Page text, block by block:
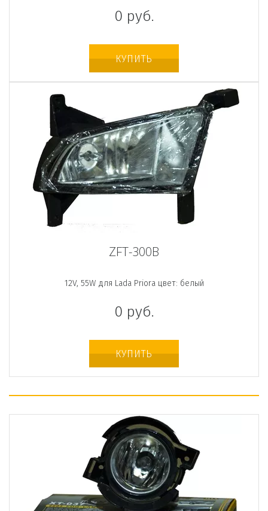
0 руб.
КУПИТЬ
ZFT-300B
12V, 55W для Lada Priora цвет: белый
0 руб.
КУПИТЬ